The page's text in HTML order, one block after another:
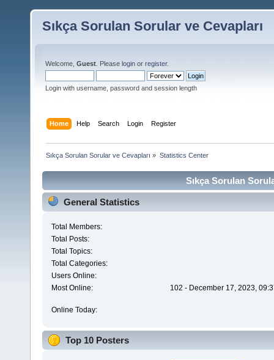
Sıkça Sorulan Sorular ve Cevapları
Welcome, Guest . Please login or register.
Login with username, password and session length
Home Help Search Login Register
Sıkça Sorulan Sorular ve Cevapları » Statistics Center
Sıkça Sorulan
General Statistics
Total Members:
Total Posts:
Total Topics:
Total Categories:
Users Online:
Most Online:
102 - December 17, 2023,
Online Today:
Top 10 Posters